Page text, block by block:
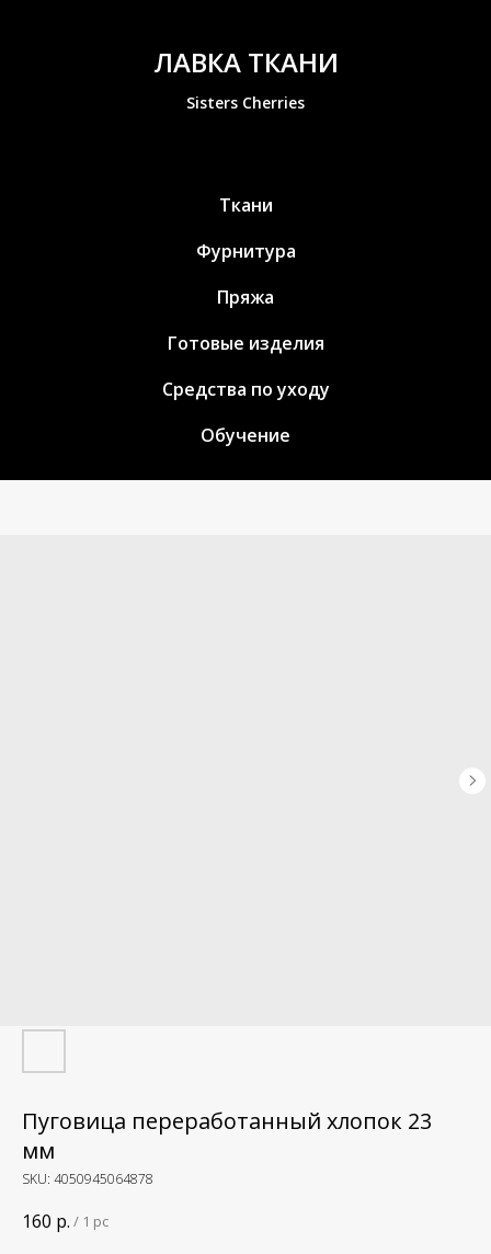
ЛАВКА ТКАНИ
Sisters Cherries
Ткани
Фурнитура
Пряжа
Готовые изделия
Средства по уходу
Обучение
Пуговица переработанный хлопок 23
мм
SKU: 4050945064878
160 р. / 1 pc